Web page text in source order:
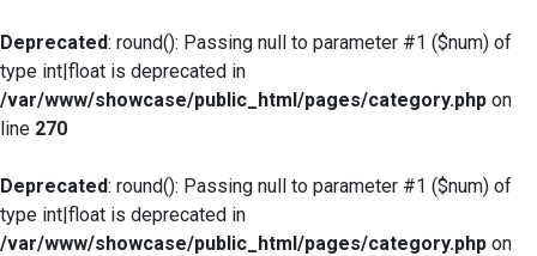
Deprecated: round(): Passing null to parameter #1 ($num) of
type int|float is deprecated in
/var/www/showcase/public_html/pages/category.php on
line 270
Deprecated: round(): Passing null to parameter #1 ($num) of
type int|float is deprecated in
/var/www/showcase/public_html/pages/category.php on